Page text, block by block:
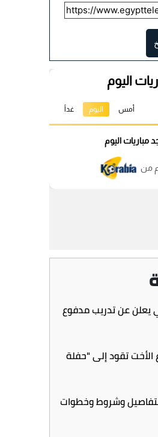
يعلن عن تدريب مدفوع
الأخت تقود إلى "حفلة
بنك مصر 2026.. التفاصيل وشروط وخطوات